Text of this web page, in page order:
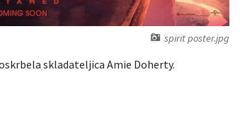
spirit poster.jpg
skladateljica Amie Doherty.